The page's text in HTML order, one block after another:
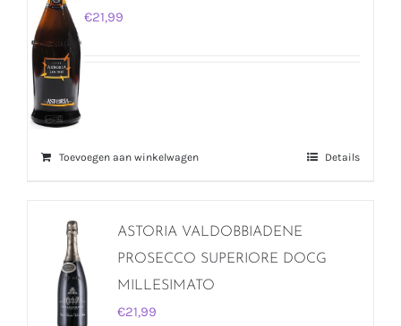
€21,99
Toevoegen aan winkelwagen Details
ASTORIA VALDOBBIADENE
PROSECCO SUPERIORE DOCG
MILLESIMATO
€21,99